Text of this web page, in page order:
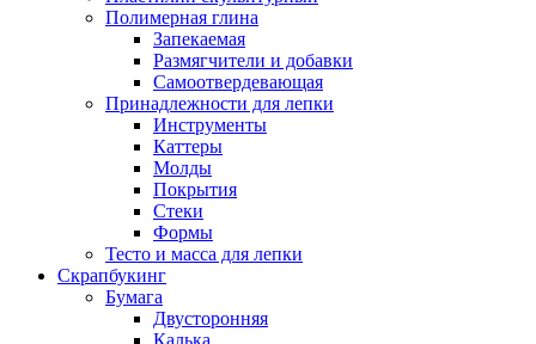
Полимерная глина
Запекаемая
Размягчители и добавки
Самоотвердевающая
Принадлежности для лепки
Инструменты
Каттеры
Молды
Покрытия
Стеки
Формы
Тесто и масса для лепки
Скрапбукинг
Бумага
Двусторонняя
Калька